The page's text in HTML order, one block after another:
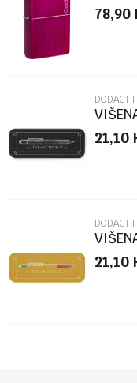
Poruka
POŠALJI
78,90
DODACI
21,10
DODACI
21,10